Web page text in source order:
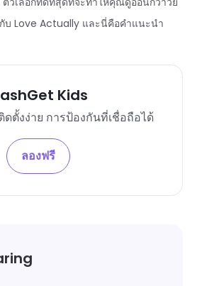
บ Love Actually และนี่คือคำแนะนำ
Kids
ตั้งง่าย การป้องกันที่เชื่อถือได้
ลองฟรี